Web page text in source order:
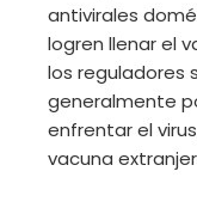
antivirales
logren llenar el
los reguladores
generalmente
enfrentar el
vacuna